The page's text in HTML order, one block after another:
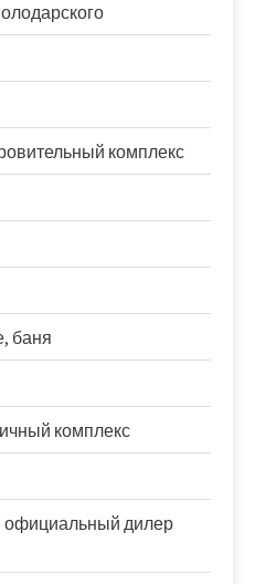
комплекс
баня
комплекс
официальный дилер